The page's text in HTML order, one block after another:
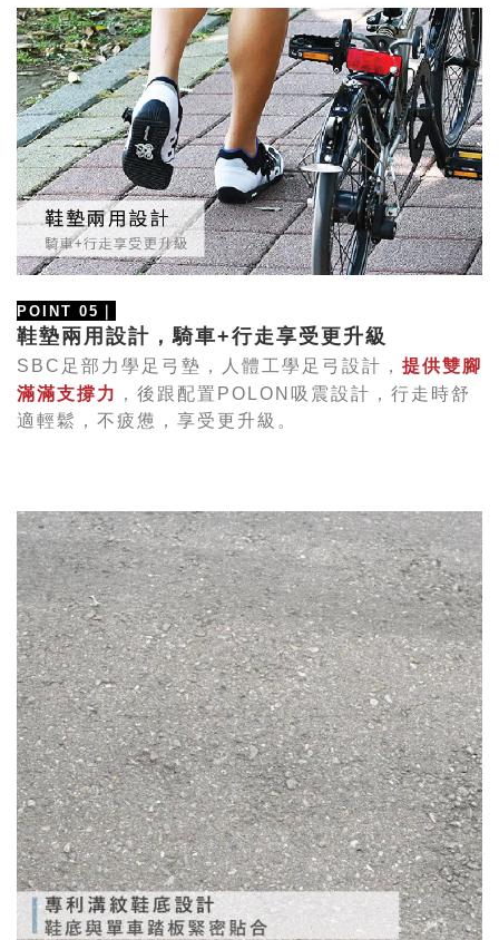
POINT 05 ｜
鞋墊兩用設計，騎車+行走享受更升級
SBC 足部力學足弓墊，人體工學足弓設計， 提供雙腳
滿滿支撐力 ，後跟配置 POLON 吸震設計， 行走時舒
適輕鬆， 不疲憊，享受更升級。